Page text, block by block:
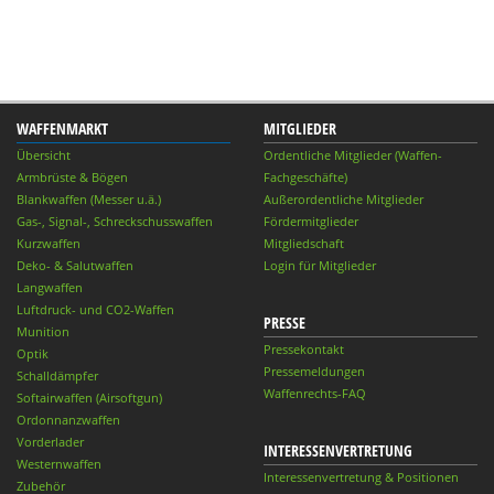
WAFFENMARKT
Übersicht
Armbrüste & Bögen
Blankwaffen (Messer u.ä.)
Gas-, Signal-, Schreckschusswaffen
Kurzwaffen
Deko- & Salutwaffen
Langwaffen
Luftdruck- und CO2-Waffen
Munition
Optik
Schalldämpfer
Softairwaffen (Airsoftgun)
Ordonnanzwaffen
Vorderlader
Westernwaffen
Zubehör
MITGLIEDER
Ordentliche Mitglieder (Waffen-
Fachgeschäfte)
Außerordentliche Mitglieder
Fördermitglieder
Mitgliedschaft
Login für Mitglieder
PRESSE
Pressekontakt
Pressemeldungen
Waffenrechts-FAQ
INTERESSENVERTRETUNG
Interessenvertretung & Positionen